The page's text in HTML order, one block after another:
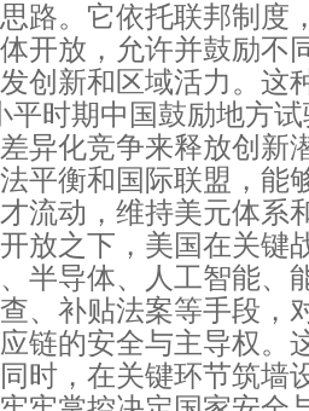
路。它依托联邦制度
开放，允许并鼓励不
创新和区域活力。这
平时期中国鼓励地方
异化竞争来释放创新
平衡和国际联盟，能
流动，维持美元体系
放之下，美国在关键
半导体、人工智能、
、补贴法案等手段，
链的安全与主导权。
时，在关键环节筑墙